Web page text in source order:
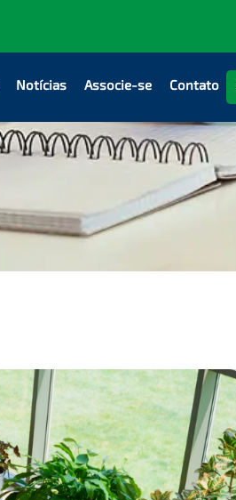
Notícias Associe-se Contato